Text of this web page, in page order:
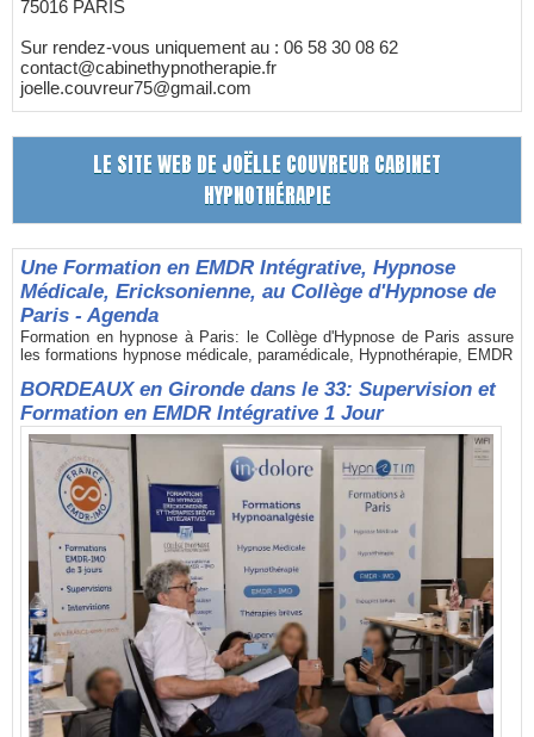
75016 PARIS
Sur rendez-vous uniquement au : 06 58 30 08 62
contact@cabinethypnotherapie.fr
joelle.couvreur75@gmail.com
LE SITE WEB DE JOËLLE COUVREUR CABINET
HYPNOTHÉRAPIE
Une Formation en EMDR Intégrative, Hypnose
Médicale, Ericksonienne, au Collège d'Hypnose de
Paris - Agenda
Formation en hypnose à Paris: le Collège d'Hypnose de Paris assure
les formations hypnose médicale, paramédicale, Hypnothérapie, EMDR
BORDEAUX en Gironde dans le 33: Supervision et
Formation en EMDR Intégrative 1 Jour